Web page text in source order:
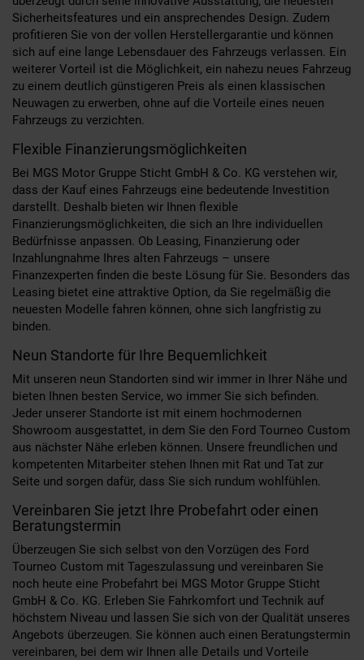
Sicherheitsfeatures und ein ansprechendes Design. Zudem
profitieren Sie von der vollen Herstellergarantie und können
sich auf eine lange Lebensdauer des Fahrzeugs verlassen. Ein
weiterer Vorteil ist die Möglichkeit, ein nahezu neues Fahrzeug
zu einem deutlich günstigeren Preis als einen klassischen
Neuwagen zu erwerben, ohne auf die Vorteile eines neuen
Fahrzeugs zu verzichten.
Flexible Finanzierungsmöglichkeiten
Bei MGS Motor Gruppe Sticht GmbH & Co. KG verstehen wir,
dass der Kauf eines Fahrzeugs eine bedeutende Investition
darstellt. Deshalb bieten wir Ihnen flexible
Finanzierungsmöglichkeiten, die sich an Ihre individuellen
Bedürfnisse anpassen. Ob Leasing, Finanzierung oder
Inzahlungnahme Ihres alten Fahrzeugs – unsere
Finanzexperten finden die beste Lösung für Sie. Besonders das
Leasing bietet eine attraktive Option, da Sie regelmäßig die
neuesten Modelle fahren können, ohne sich langfristig zu
binden.
Neun Standorte für Ihre Bequemlichkeit
Mit unseren neun Standorten sind wir immer in Ihrer Nähe und
bieten Ihnen besten Service, wo immer Sie sich befinden.
Jeder unserer Standorte ist mit einem hochmodernen
Showroom ausgestattet, in dem Sie den Ford Tourneo Custom
aus nächster Nähe erleben können. Unsere freundlichen und
kompetenten Mitarbeiter stehen Ihnen mit Rat und Tat zur
Seite und sorgen dafür, dass Sie sich rundum wohlfühlen.
Vereinbaren Sie jetzt Ihre Probefahrt oder einen
Beratungstermin
Überzeugen Sie sich selbst von den Vorzügen des Ford
Tourneo Custom mit Tageszulassung und vereinbaren Sie
noch heute eine Probefahrt bei MGS Motor Gruppe Sticht
GmbH & Co. KG. Erleben Sie Fahrkomfort und Technik auf
höchstem Niveau und lassen Sie sich von der Qualität unseres
Angebots überzeugen. Sie können auch einen Beratungstermin
vereinbaren, bei dem wir Ihnen alle Details und Vorteile